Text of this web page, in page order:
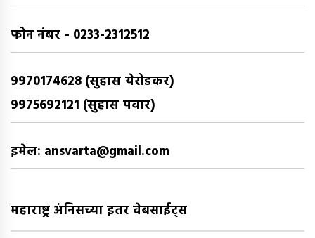
फोन नंबर - 0233-2312512
9970174628 (सुहास येरोडकर)
9975692121 (सुहास पवार)
इमेल: ansvarta@gmail.com
महाराष्ट्र अंनिसच्या इतर वेबसाईट्स